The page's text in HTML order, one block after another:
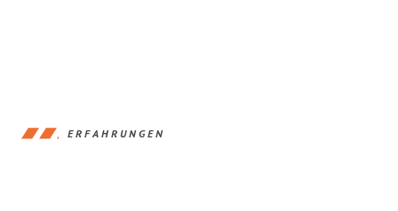
ERFAHRUNGEN